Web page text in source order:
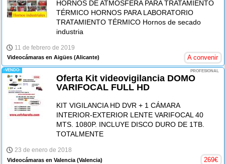
HORNOS DE ATMÓSFERA PARA TRATAMIENTO
TÉRMICO HORNOS PARA LABORATORIO
TRATAMIENTO TÉRMICO Hornos de secado
industria
11 de febrero de 2019
Videocámaras en Aigües (Alicante) A convenir
-VENDO- PROFESIONAL
Oferta Kit videovigilancia DOMO
VARIFOCAL FULL HD
KIT VIGILANCIA HD DVR + 1 CÁMARA
INTERIOR-EXTERIOR LENTE VARIFOCAL 40
MTS. 1080P. INCLUYE DISCO DURO DE 1TB.
TOTALMENTE
23 de enero de 2018
Videocámaras en Valencia (Valencia) 269€